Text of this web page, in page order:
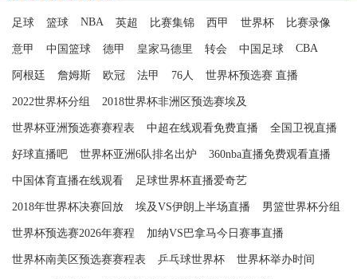
足球 篮球 NBA 英超 比赛集锦 西甲 世界杯 比赛录像
意甲 中国篮球 德甲 皇家马德里 转会 中国足球 CBA
阿根廷 詹姆斯 欧冠 法甲 76人 世界杯预选赛 直播
2022世界杯分组 2018世界杯非洲区预选赛埃及
世界杯亚洲预选赛赛程表 中超在线观看免费直播 全国卫视直播
好球直播吧 世界杯亚洲6队排名出炉 360nba直播免费观看直播
中国体育直播在线观看 足球世界杯直播爱奇艺
2018年世界杯决赛回放 埃及VS伊朗上半场直播 男篮世界杯分组
世界杯预选赛2026年赛程 加纳VS巴拿马今日赛事直播
世界杯南美区预选赛赛程表 乒乓球世界杯 世界杯举办时间